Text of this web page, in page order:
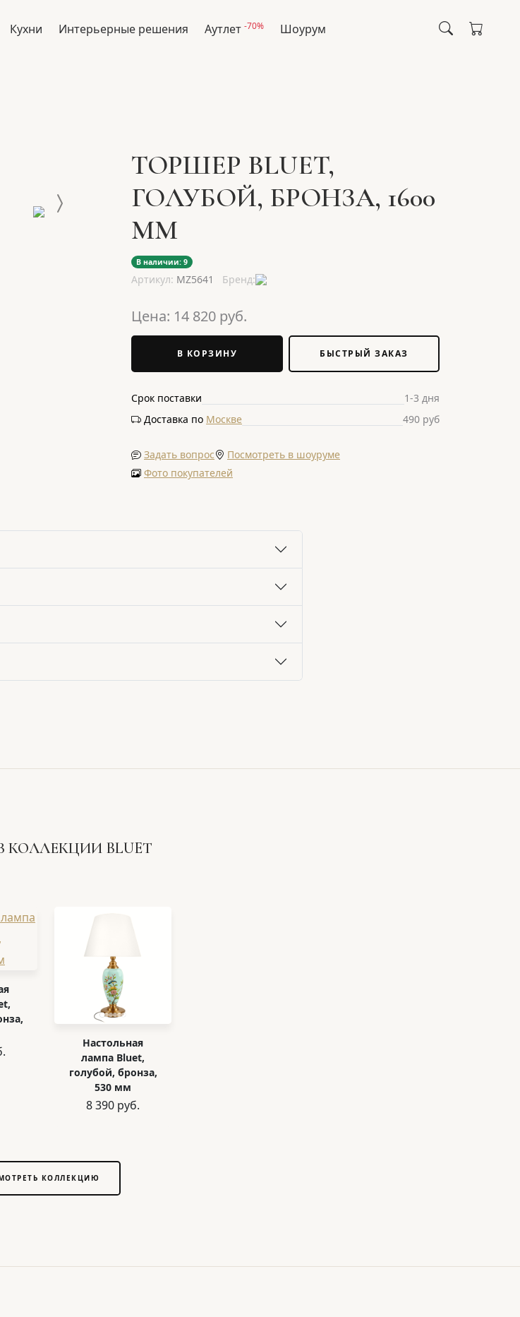
Кухни Интерьерные решения Аутлет -70% Шоурум
ТОРШЕР BLUET,
ГОЛУБОЙ, БРОНЗА, 1600
ММ
В наличии: 9
Артикул: MZ5641 Бренд:
Цена: 14 820 руб.
В КОРЗИНУ БЫСТРЫЙ ЗАКАЗ
Срок поставки
1-3 дня
Доставка по Москве 490 руб
Задать вопрос
Посмотреть в шоуруме
Фото покупателей
КОЛЛЕКЦИИ BLUET
Настольная
лампа Bluet,
голубой, бронза,
530 мм
8 390 руб.
КОЛЛЕКЦИЮ